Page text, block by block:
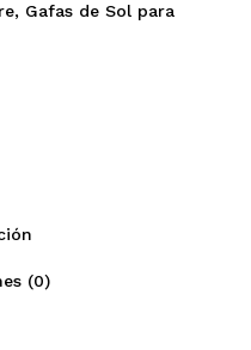
, Gafas de Sol para
(0)